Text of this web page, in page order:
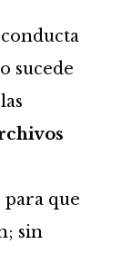
sucede
que
sin